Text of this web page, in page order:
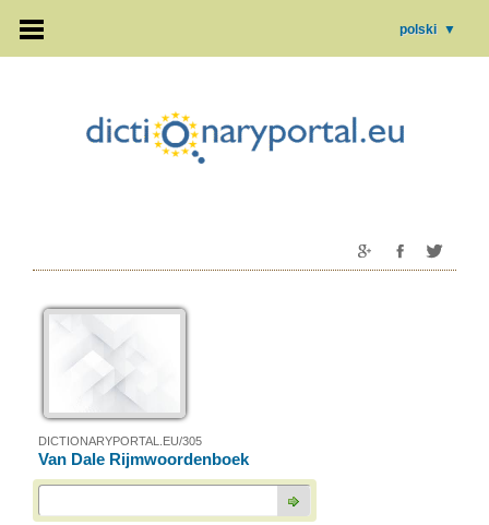
polski ▼
DICTIONARYPORTAL.EU/305
Van Dale Rijmwoordenboek